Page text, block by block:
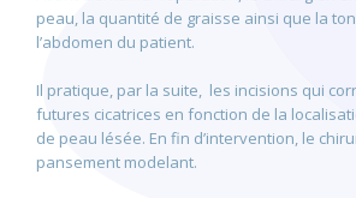
peau, la quantité de graisse ainsi que la
l’abdomen du patient.
Il pratique, par la suite, les incisions qui
futures cicatrices en fonction de la
de peau lésée. En fin d’intervention, le
pansement modelant.